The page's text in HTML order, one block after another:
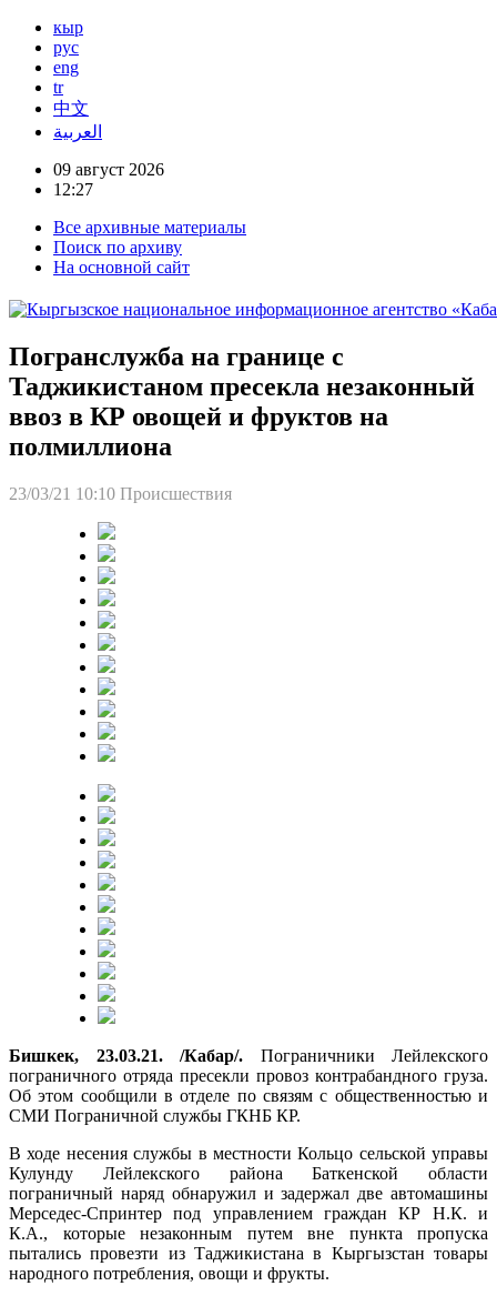
кыр
рус
eng
tr
中文
العربية
09 август 2026
12:27
Все архивные материалы
Поиск по архиву
На основной сайт
Погранслужба на границе с
Таджикистаном пресекла незаконный
ввоз в КР овощей и фруктов на
полмиллиона
23/03/21 10:10 Происшествия
Бишкек, 23.03.21. /Кабар/. Пограничники Лейлекского
пограничного отряда пресекли провоз контрабандного груза.
Об этом сообщили в отделе по связям с общественностью и
СМИ Пограничной службы ГКНБ КР.
В ходе несения службы в местности Кольцо сельской управы
Кулунду Лейлекского района Баткенской области
пограничный наряд обнаружил и задержал две автомашины
Мерседес-Спринтер под управлением граждан КР Н.К. и
К.А., которые незаконным путем вне пункта пропуска
пытались провезти из Таджикистана в Кыргызстан товары
народного потребления, овощи и фрукты.